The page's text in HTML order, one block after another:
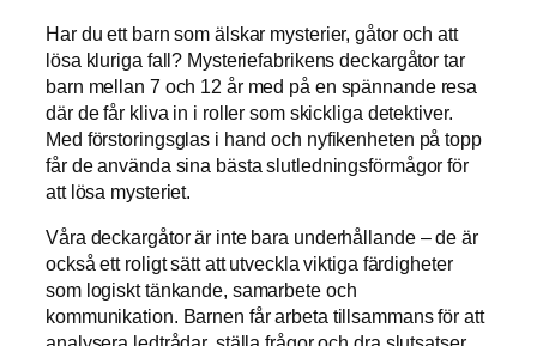
Har du ett barn som älskar mysterier, gåtor och att
lösa kluriga fall? Mysteriefabrikens deckargåtor tar
barn mellan 7 och 12 år med på en spännande resa
där de får kliva in i roller som skickliga detektiver.
Med förstoringsglas i hand och nyfikenheten på topp
får de använda sina bästa slutledningsförmågor för
att lösa mysteriet.
Våra deckargåtor är inte bara underhållande – de är
också ett roligt sätt att utveckla viktiga färdigheter
som logiskt tänkande, samarbete och
kommunikation. Barnen får arbeta tillsammans för att